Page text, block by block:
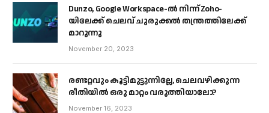
Dunzo, Google Workspace-ൽ നിന്ന് Zoho-
യിലേക്ക് ചെലവ് ചുരുക്കൽ തന്ത്രത്തിലേക്ക്
മാറുന്നു
November 20, 2023
രണ്ടറ്റവും കൂട്ടിമുട്ടുന്നില്ലേ, ചെലവഴിക്കുന്ന
രീതിയിൽ ഒരു മാറ്റം വരുത്തിയാലോ?
November 16, 2023